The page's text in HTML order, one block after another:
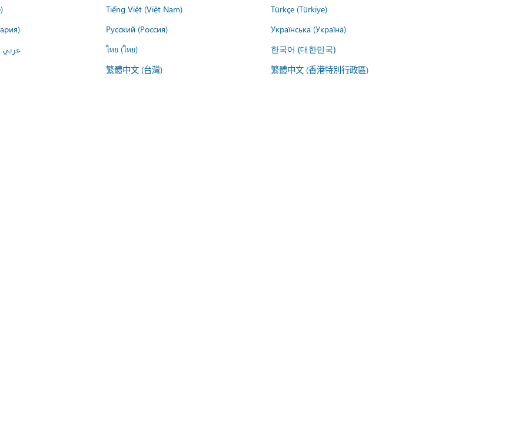
Tiếng Việt (Việt Nam)
Türkçe (Türkiye)
Русский (Россия)
Українська (Україна)
عربي ไทย (ไทย) 한국어 (대한민국)
繁體中文 (台灣) 繁體中文 (香港特別行政區)